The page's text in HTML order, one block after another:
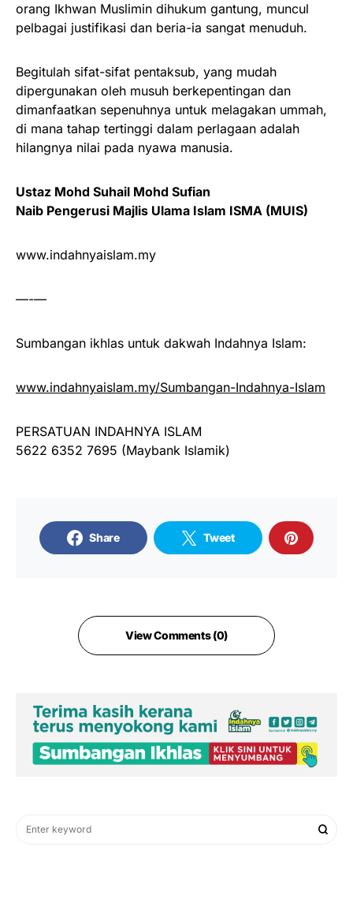
orang Ikhwan Muslimin dihukum gantung, muncul
pelbagai justifikasi dan beria-ia sangat menuduh.
Begitulah sifat-sifat pentaksub, yang mudah
dipergunakan oleh musuh berkepentingan dan
dimanfaatkan sepenuhnya untuk melagakan ummah,
di mana tahap tertinggi dalam perlagaan adalah
hilangnya nilai pada nyawa manusia.
Ustaz Mohd Suhail Mohd Sufian
Naib Pengerusi Majlis Ulama Islam ISMA (MUIS)
www.indahnyaislam.my
—-—
Sumbangan ikhlas untuk dakwah Indahnya Islam:
www.indahnyaislam.my/Sumbangan-Indahnya-Islam
PERSATUAN INDAHNYA ISLAM
5622 6352 7695 (Maybank Islamik)
Share Tweet
View Comments (0)